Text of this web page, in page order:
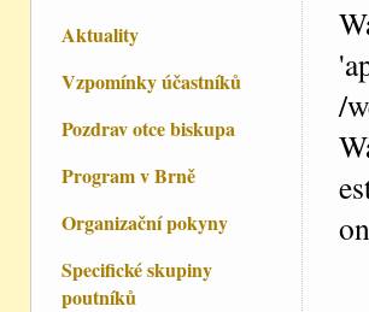
Aktuality
Vzpomínky účastníků
Pozdrav otce biskupa
Program v Brně
Organizační pokyny
Specifické skupiny
poutníků
/